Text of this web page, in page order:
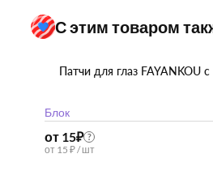
С этим товаром
Патчи для глаз FAYANKOU
Блок
от 15₽ ?
от 15 ₽ / шт